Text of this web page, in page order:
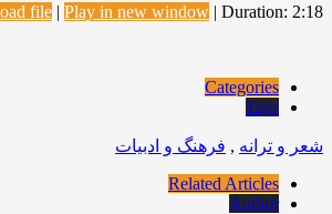
file | Play in new window | Duration: 2:18
Categories
Tags
شعر و ترانه , فرهنگ و ادبیات
Related Articles
Author